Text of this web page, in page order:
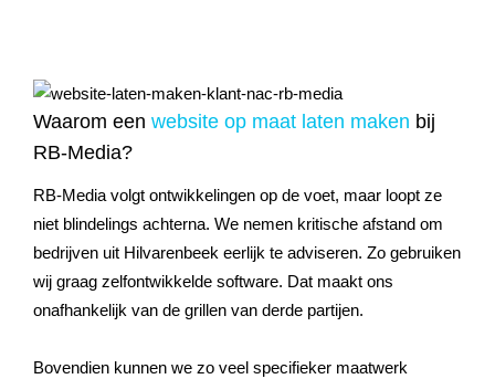
Waarom een website op maat laten maken bij
RB-Media?
RB-Media volgt ontwikkelingen op de voet, maar loopt ze
niet blindelings achterna. We nemen kritische afstand om
bedrijven uit Hilvarenbeek eerlijk te adviseren. Zo gebruiken
wij graag zelfontwikkelde software. Dat maakt ons
onafhankelijk van de grillen van derde partijen.
Bovendien kunnen we zo veel specifieker maatwerk